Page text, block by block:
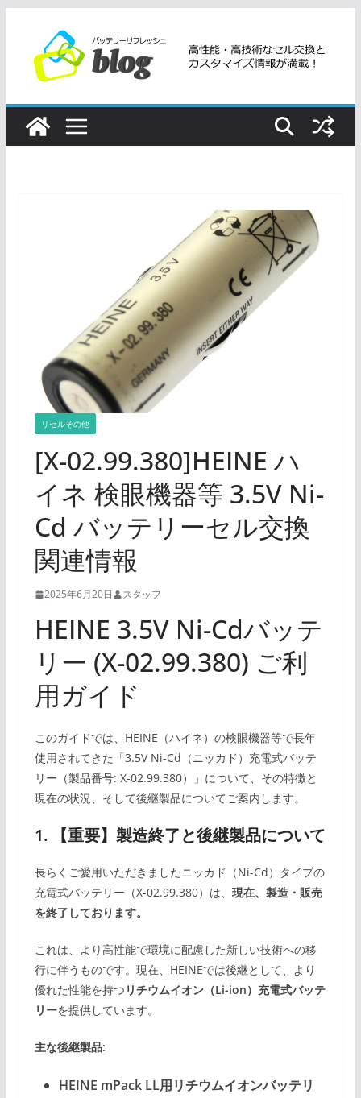
ツ
リセルその他
[X-02.99.380]HEINE ハ
イネ 検眼機器等 3.5V Ni-
Cd バッテリーセル交換
関連情報
2025年6月20日 スタッフ
HEINE 3.5V Ni-Cdバッテ
リー (X-02.99.380) ご利
用ガイド
このガイドでは、HEINE（ハイネ）の検眼機器等で長年
使用されてきた「3.5V Ni-Cd（ニッカド）充電式バッテ
リー（製品番号: X-02.99.380）」について、その特徴と
現在の状況、そして後継製品についてご案内します。
1. 【重要】製造終了と後継製品について
長らくご愛用いただきましたニッカド（Ni-Cd）タイプの
充電式バッテリー（X-02.99.380）は、 現在、製造・販売
を終了しております。
これは、より高性能で環境に配慮した新しい技術への移
行に伴うものです。現在、HEINEでは後継として、より
優れた性能を持つ リチウムイオン（Li-ion）充電式バッテ
リーを提供しています。
主な後継製品:
HEINE mPack LL用リチウムイオンバッテリ